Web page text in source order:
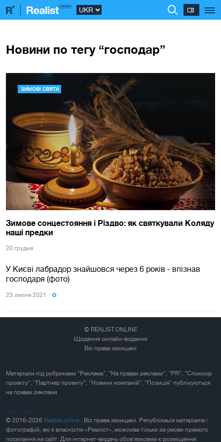
Новини по тегу “господар”
ЗИМОВІ СВЯТА
Зимове сонцестояння і Різдво: як святкували Коляду
наші предки
20 грудня
У Києві лабрадор знайшовся через 6 років - впізнав
господаря (фото)
23 липня 2021
© REALIST.ONLINE
Щоденне онлайн-видання
Всі права захищені
Матеріали під рубриками "Реклама", "На правах реклами", "PR", "Спонсор
проекту", "Партнер проекту", "Новини компаній", "Позиція" публікуються
на правах реклами
Карта сайта
© 2016-2026 Realist.online . Всі права захищені. Републікація матеріалів і
фотографій, які є власністю «Реаліст», можлива тільки за умови прямого
посилання на сайт. Для інтернет-видань обов'язковим є розміщення